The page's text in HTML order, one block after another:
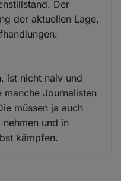
Der
der aktuellen Lage,
ist nicht naiv und
Journalisten
müssen ja auch
und in
kämpfen.